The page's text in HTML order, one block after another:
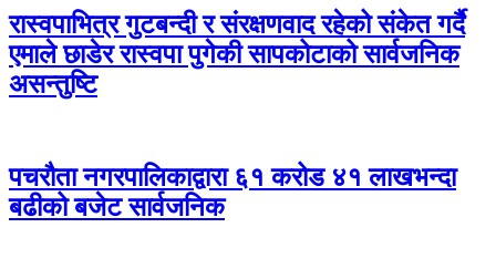
रास्वपाभित्र गुटबन्दी र संरक्षणवाद रहेको संकेत गर्दै
एमाले छाडेर रास्वपा पुगेकी सापकोटाको सार्वजनिक
असन्तुष्टि
पचरौता नगरपालिकाद्वारा ६१ करोड ४१ लाखभन्दा
बढीको बजेट सार्वजनिक